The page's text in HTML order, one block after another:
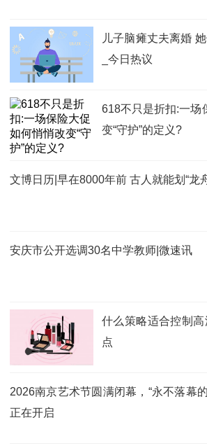
儿子脑瘫丈夫离婚
_今日热议
618不只是折扣:一场
变“守护”的定义?
文博日历|早在8000年前 古人就能划“龙
安庆市公开选调30名中学教师|微速讯
什么策略适合控制
点
2026南京艺术节圆满闭幕，“永不落幕
正在开启